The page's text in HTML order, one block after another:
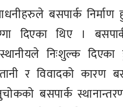
बसपार्क
दिएका थिए ।
निःशुल्क
र विवादको कारण
बसपार्क